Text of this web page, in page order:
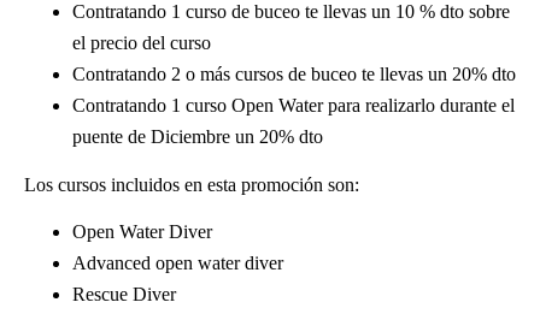
​Contratando 1 curso de buceo te llevas un 10 % dto sobre
el precio del curso
Contratando 2 o más cursos de buceo te llevas un 20% dto
Contratando 1 curso Open Water para realizarlo durante el
puente de Diciembre un 20% dto
Los cursos incluidos en esta promoción son:
Open Water Diver
Advanced open water diver
Rescue Diver